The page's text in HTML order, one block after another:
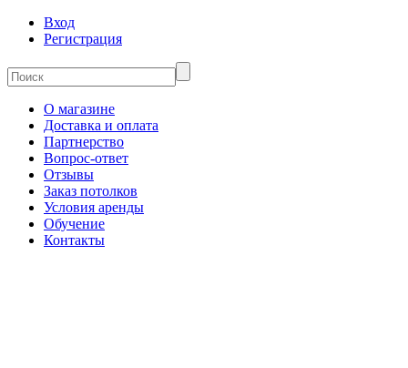
Вход
Регистрация
О магазине
Доставка и оплата
Партнерство
Вопрос-ответ
Отзывы
Заказ потолков
Условия аренды
Обучение
Контакты